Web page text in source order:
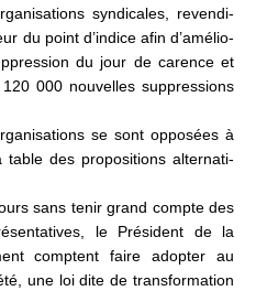
syn­di­ca­les, reven­di­
du point d’indice afin d’amé­lio­
du jour de carence et
000 nou­vel­les sup­pres­sions
se sont oppo­sées à
des pro­po­si­tions alter­na­ti­
sans tenir grand compte des
le Président de la
comp­tent faire adop­ter au
une loi dite de trans­for­ma­tion